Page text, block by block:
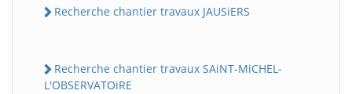
Recherche chantier travaux JAUSiERS
Recherche chantier travaux SAiNT-MiCHEL-
L'OBSERVATOiRE